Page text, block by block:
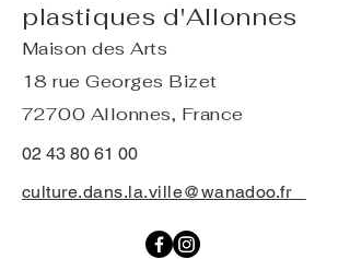
plastiques d'Allonnes
Maison des Arts
18 rue Georges Bizet
72700 Allonnes, France
02 43 80 61 00
culture.dans.la.ville@wanadoo.fr